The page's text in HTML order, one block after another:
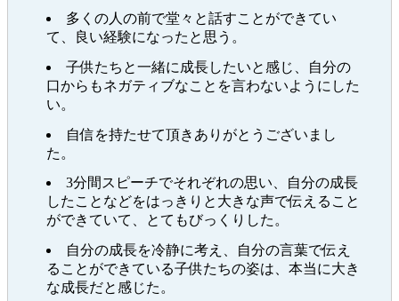
多くの人の前で堂々と話すことができてい
て、良い経験になったと思う。
子供たちと一緒に成長したいと感じ、自分の
口からもネガティブなことを言わないようにした
い。
自信を持たせて頂きありがとうございまし
た。
3分間スピーチでそれぞれの思い、自分の成長
したことなどをはっきりと大きな声で伝えること
ができていて、とてもびっくりした。
自分の成長を冷静に考え、自分の言葉で伝え
ることができている子供たちの姿は、本当に大き
な成長だと感じた。